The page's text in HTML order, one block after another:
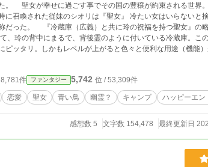
で呼び
に召喚された従妹のシオリは『聖女』 冷たい女はいらないと
だった。 『冷蔵庫（広義）と共に玲の祝福を持つ聖女』の
玲の背中にまるで、背後霊のように付いている冷蔵庫。この
ピッタリ。しかもレベルが上がると色々と便利な用途（機能
件 ファンタジー 5,742 位 / 53,309件
恋愛 聖女 青い鳥 幽霊？ キャンプ ハッピーエン
感想数 5 文字数 154,478 最終更新日